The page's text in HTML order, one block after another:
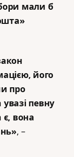
мали б
його
про
певну
є, вона
, –